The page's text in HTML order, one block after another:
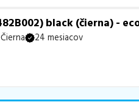
black (čierna) -
Čierna 24 mesiacov